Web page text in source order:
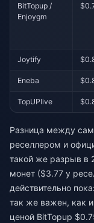
BitTopup /
Enjoygm
Joytify
Eneba
TopUPlive
Разница между
реселлером и
такой же разрыв в
монет ($3.77 у
действительно
так же важен, как
ценой BitTopup